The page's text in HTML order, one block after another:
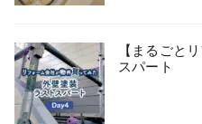
【まるごと
スパート